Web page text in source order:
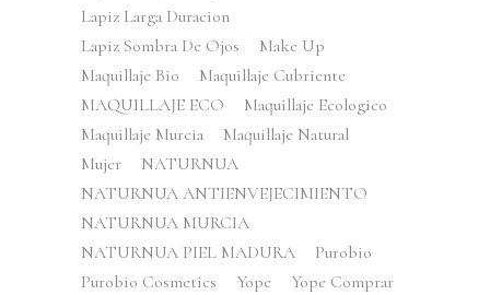
Lapiz Larga Duracion
Lapiz Sombra De Ojos
Make Up
Maquillaje Bio
Maquillaje Cubriente
MAQUILLAJE ECO
Maquillaje Ecologico
Maquillaje Murcia
Maquillaje Natural
Mujer
NATURNUA
NATURNUA ANTIENVEJECIMIENTO
NATURNUA MURCIA
NATURNUA PIEL MADURA
Purobio
Purobio Cosmetics
Yope
Yope Comprar